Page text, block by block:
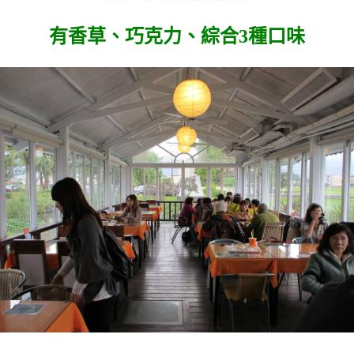
有香草、巧克力、綜合3種口味